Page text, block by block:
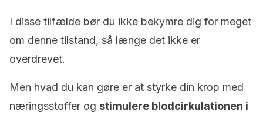
I disse tilfælde bør du ikke bekymre dig for meget
om denne tilstand, så længe det ikke er
overdrevet.
Men hvad du kan gøre er at styrke din krop med
næringsstoffer og stimulere blodcirkulationen i